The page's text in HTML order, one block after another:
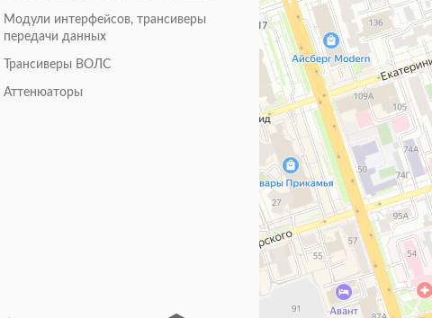
Модули интерфейсов, трансиверы
передачи данных
Трансиверы ВОЛС
Аттенюаторы